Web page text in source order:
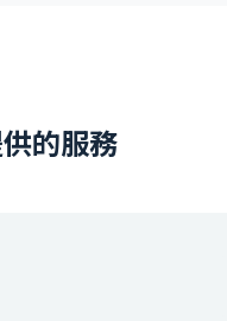
的服務